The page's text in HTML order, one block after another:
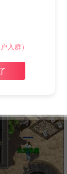
入群）